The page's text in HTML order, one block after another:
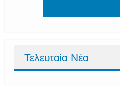
Τελευταία Νέα